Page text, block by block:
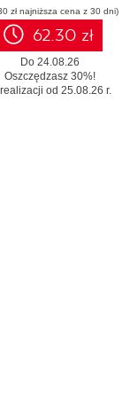
zł najniższa cena z 30 dni)
62.30 zł
Do 24.08.26
Oszczędzasz 30%!
od 25.08.26 r.